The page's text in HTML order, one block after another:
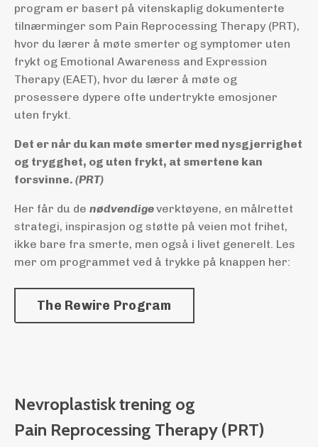
program er basert på vitenskaplig dokumenterte
tilnærminger som Pain Reprocessing Therapy (PRT),
hvor du lærer å møte smerter og symptomer uten
frykt og Emotional Awareness and Expression
Therapy (EAET), hvor du lærer å møte og
prosessere dypere ofte undertrykte emosjoner
uten frykt.
Det er når du kan møte smerter med nysgjerrighet
og trygghet, og uten frykt, at smertene kan
forsvinne. (PRT)
Her får du de nødvendigeverktøyene, en målrettet
strategi, inspirasjon og støtte på veien mot frihet,
ikke bare fra smerte, men også i livet generelt. Les
mer om programmet ved å trykke på knappen her:
The Rewire Program
Nevroplastisk trening og
Pain Reprocessing Therapy (PRT)